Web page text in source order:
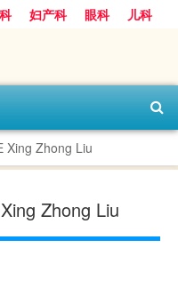
妇产科 眼科
儿科
Xing Zhong Liu
Zhong Liu